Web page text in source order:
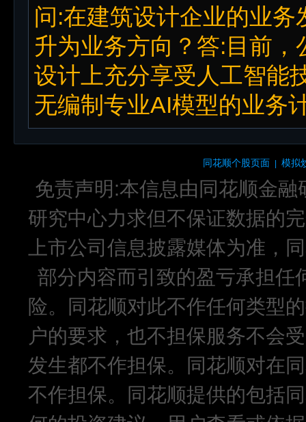
问:在建筑设计企业的业
升为业务方向？答:目前
设计上充分享受人工智能
无编制专业AI模型的业务
同花顺个股页面 模拟
免责声明:本信息由同花顺金
研究中心力求但不保证数据的
上市公司信息披露媒体为准，
部分内容而引致的盈亏承担任
险。同花顺对此不作任何类型
户的要求，也不担保服务不会
发生都不作担保。同花顺对在
不作担保。同花顺提供的包括